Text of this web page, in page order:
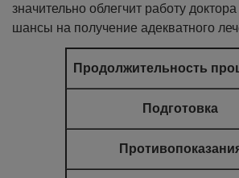
значительно облегчит работу
шансы на получение адекватного
Продолжительность
Подготовка